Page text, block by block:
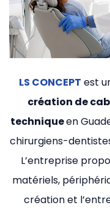
LS CONCEPT est
création de
techniqueen
chirurgiens-
L’entreprise
matériels,
création et